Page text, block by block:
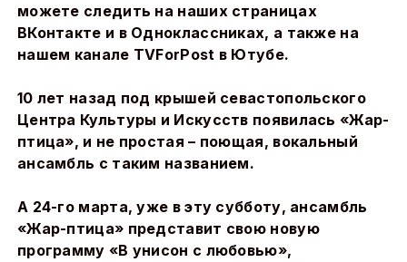
можете следить на наших страницах
ВКонтакте и в Одноклассниках, а также на
нашем канале TVForPost в Ютубе.
10 лет назад под крышей севастопольского
Центра Культуры и Искусств появилась «Жар-
птица», и не простая – поющая, вокальный
ансамбль с таким названием.
А 24-го марта, уже в эту субботу, ансамбль
«Жар-птица» представит свою новую
программу «В унисон с любовью»,